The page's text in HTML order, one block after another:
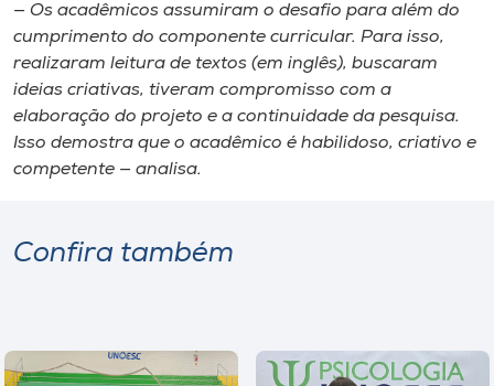
— Os acadêmicos assumiram o desafio para além do
cumprimento do componente curricular. Para isso,
realizaram leitura de textos (em inglês), buscaram
ideias criativas, tiveram compromisso com a
elaboração do projeto e a continuidade da pesquisa.
Isso demostra que o acadêmico é habilidoso, criativo e
competente — analisa.
Confira também